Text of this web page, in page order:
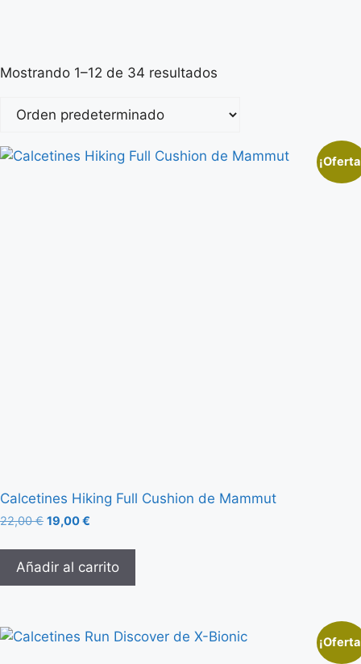
Mostrando 1–12 de 34 resultados
Calcetines Hiking Full Cushion de Mammut
22,00€ 19,00€
Añadir al carrito